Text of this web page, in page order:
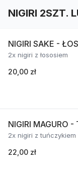
NIGIRI 2SZT.
NIGIRI SAKE -
2x nigiri z łososiem
20,00 zł
NIGIRI MAGURO -
2x nigiri z
22,00 zł